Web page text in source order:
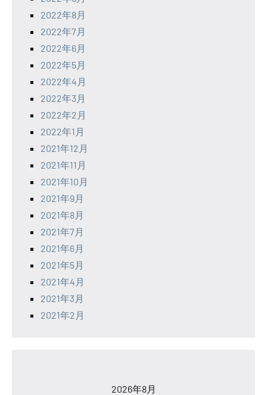
2022年8月
2022年7月
2022年6月
2022年5月
2022年4月
2022年3月
2022年2月
2022年1月
2021年12月
2021年11月
2021年10月
2021年9月
2021年8月
2021年7月
2021年6月
2021年5月
2021年4月
2021年3月
2021年2月
2026年8月